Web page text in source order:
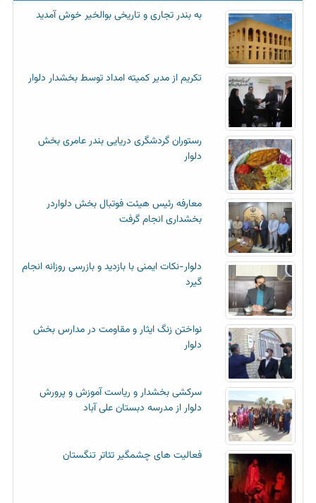
به بندر تجاری و تاریخی بوالخیر خوش آمدید
تکریم از مدیر کمیته امداد توسط بخشدار دلوار
رستوران گردشگری دریایی بندر عامری بخش
دلوار
معارفه رئیس هیئت فوتبال بخش دلواردر
بخشداری انجام گرفت
دلوار-نکات ایمنی با بازدید و بازرسی روزانه انجام
گیرد
نواختن زنگ ایثار و مقاومت در مدارس بخش
دلوار
سرکشی بخشدار و ریاست آموزش و پرورش
دلوار از مدرسه دبستان علی آباد
فعالیت های چشمگیر تئاتر تنگستان